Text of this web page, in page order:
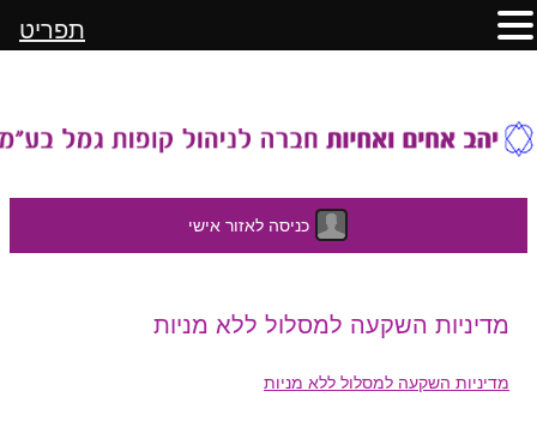
כניסה לאזור אישי
לתוכן
מדיניות השקעה למסלול ללא מניות
מדיניות השקעה למסלול ללא מניות
תפריט